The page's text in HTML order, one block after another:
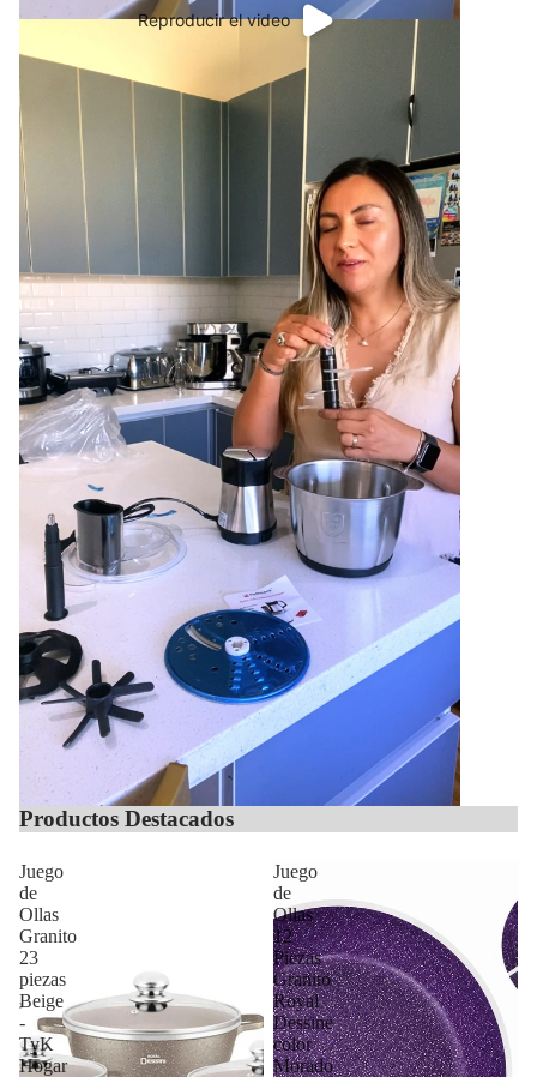
Reproducir el video
Productos Destacados
Juego
de
Ollas
Granito
23
piezas
Beige
-
TyK
Hogar
Juego
de
Ollas
12
Piezas
Granito
Royal
Dessine
color
Morado